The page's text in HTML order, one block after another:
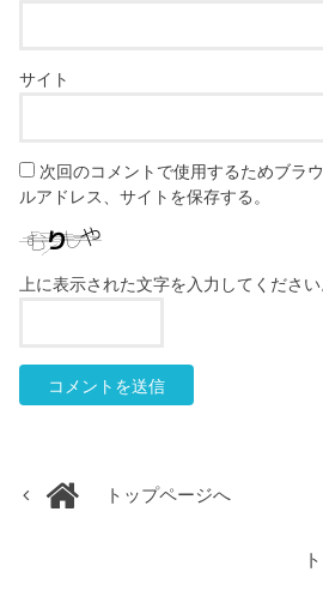
サイト
次回のコメントで使用するためブラ
ルアドレス、サイトを保存する。
上に表示された文字を入力してください
トップページへ